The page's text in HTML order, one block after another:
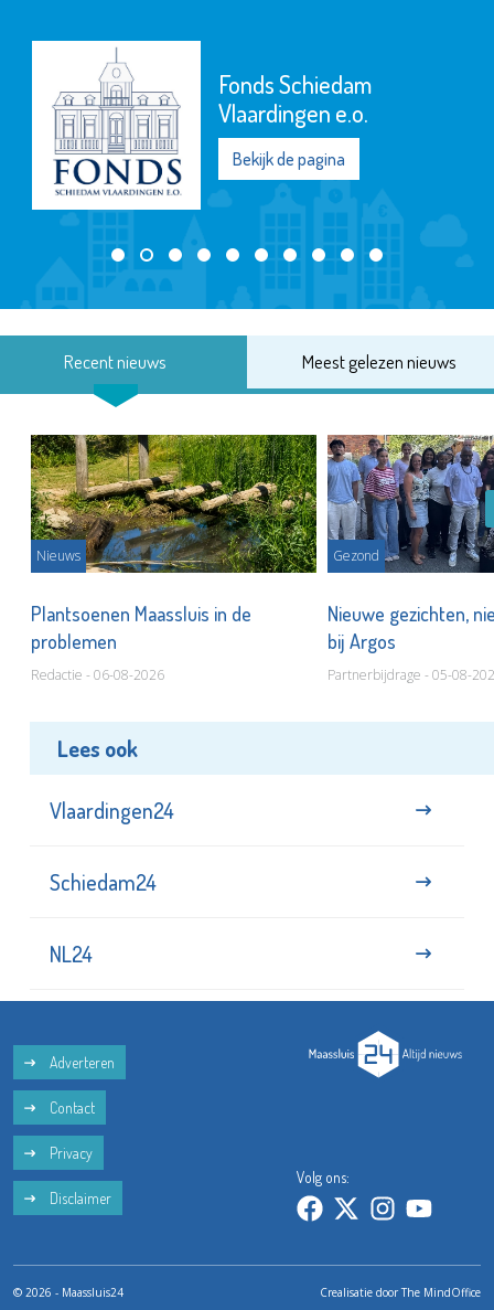
Fonds Schiedam
Vlaardingen e.o.
Bekijk de pagina
Recent nieuws Meest gelezen nieuws
Nieuws
Plantsoenen Maassluis in de
problemen
Redactie - 06-08-2026
Gezond
Nieuwe gezichten,
bij Argos
Partnerbijdrage - 05-08-
Lees ook
Vlaardingen24
Schiedam24
NL24
Adverteren
Contact
Privacy
Disclaimer
Volg ons:
© 2026 - Maassluis24 Crealisatie doorThe MindOffice